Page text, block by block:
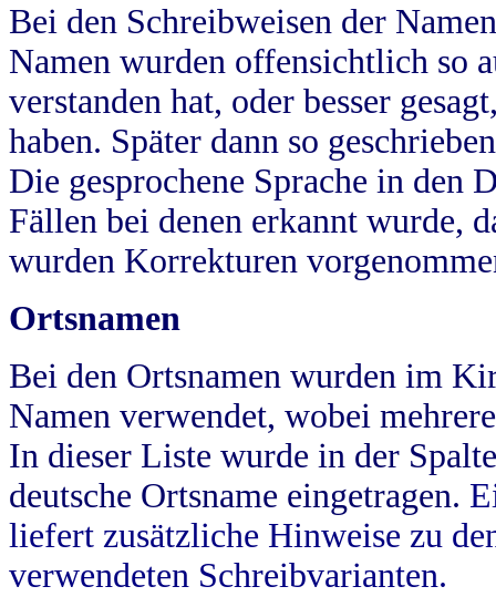
Bei den Schreibweisen der
Namen wurden offensichtlich so
verstanden hat, oder besser
haben. Später dann so
Die gesprochene Sprache in
Fällen bei denen erkannt wurde,
wurden Korrekturen
Ortsnamen
Bei den Ortsnamen wurden im
Namen verwendet, wobei
In dieser Liste wurde in der
deutsche Ortsname eingetragen.
liefert zusätzliche Hinweise zu
verwendeten Schreibvarianten.